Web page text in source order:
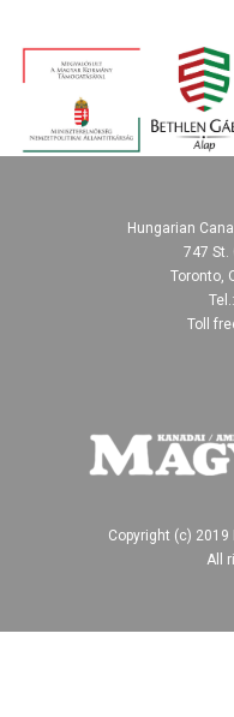
Hungarian
747 St.
Toronto,
Toll
Copyright (c)
All